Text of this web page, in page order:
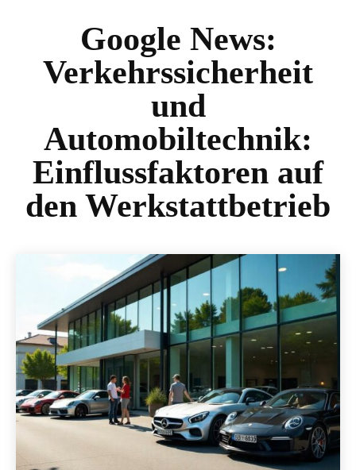
Google News:
Verkehrssicherheit
und
Automobiltechnik:
Einflussfaktoren auf
den Werkstattbetrieb